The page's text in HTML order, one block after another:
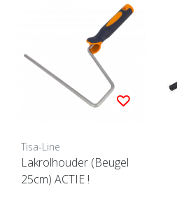
Tisa-Line
Lakrolhouder (Beugel
25cm) ACTIE !